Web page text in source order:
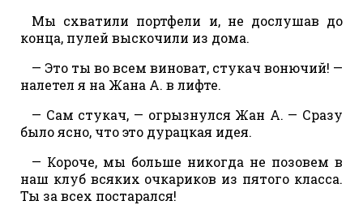
Мы схватили портфели и, не дослушав до
конца, пулей выскочили из дома.
— Это ты во всем виноват, стукач вонючий! —
налетел я на Жана А. в лифте.
— Сам стукач, — огрызнулся Жан А. — Сразу
было ясно, что это дурацкая идея.
— Короче, мы больше никогда не позовем в
наш клуб всяких очкариков из пятого класса.
Ты за всех постарался!